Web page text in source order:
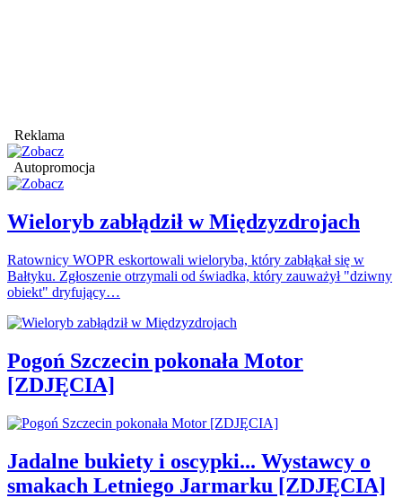
Reklama
Autopromocja
Wieloryb zabłądził w Międzyzdrojach
Ratownicy WOPR eskortowali wieloryba, który zabłąkał się w
Bałtyku. Zgłoszenie otrzymali od świadka, który zauważył "dziwny
obiekt" dryfujący…
Pogoń Szczecin pokonała Motor
[ZDJĘCIA]
Jadalne bukiety i oscypki... Wystawcy o
smakach Letniego Jarmarku [ZDJĘCIA]